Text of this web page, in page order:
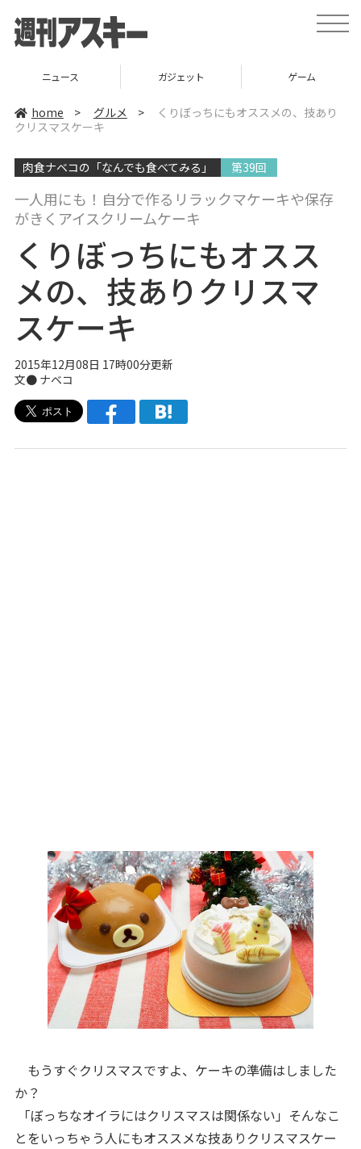
t
o
v
n
ニュース ガジェット ゲーム
home > グルメ >
くりぼっちにもオススメの、技あり
クリスマスケーキ
肉食ナベコの「なんでも食べてみる」 第39回
一人用にも！自分で作るリラックマケーキや保存
がきくアイスクリームケーキ
くりぼっちにもオスス
メの、技ありクリスマ
スケーキ
2015年12月08日 17時00分更新
文● ナベコ
もうすぐクリスマスですよ、ケーキの準備はしました
か？
「ぼっちなオイラにはクリスマスは関係ない」そんなこ
とをいっちゃう人にもオススメな技ありクリスマスケー